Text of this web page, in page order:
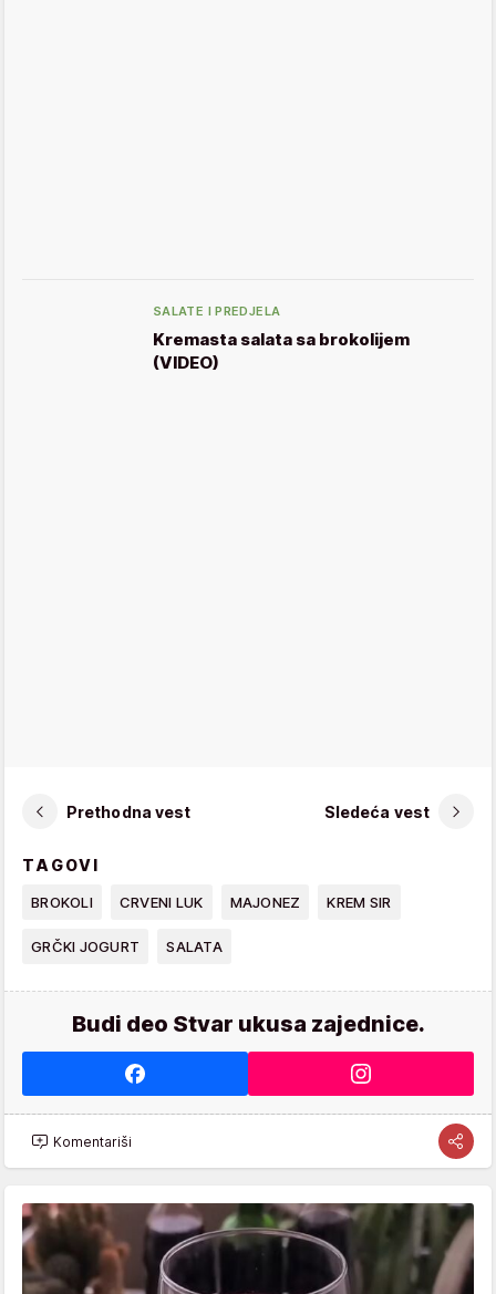
SALATE I PREDJELA
Kremasta salata sa brokolijem
(VIDEO)
Prethodna vest Sledeća vest
TAGOVI
BROKOLI CRVENI LUK MAJONEZ KREM SIR
GRČKI JOGURT SALATA
Budi deo Stvar ukusa zajednice.
Komentariši